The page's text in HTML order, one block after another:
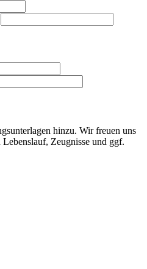
hinzu. Wir freuen uns
Zeugnisse und ggf.